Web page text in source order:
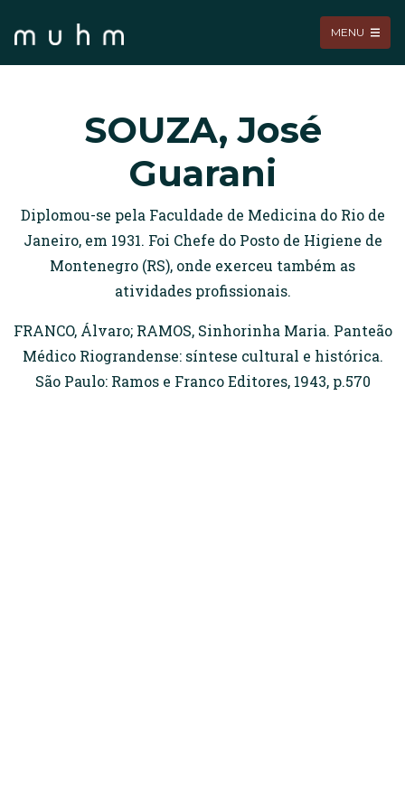
MENU
SOUZA, José
Guarani
Diplomou-se pela Faculdade de Medicina do Rio de
Janeiro, em 1931. Foi Chefe do Posto de Higiene de
Montenegro (RS), onde exerceu também as
atividades profissionais.
FRANCO, Álvaro; RAMOS, Sinhorinha Maria. Panteão
Médico Riograndense: síntese cultural e histórica.
São Paulo: Ramos e Franco Editores, 1943, p.570